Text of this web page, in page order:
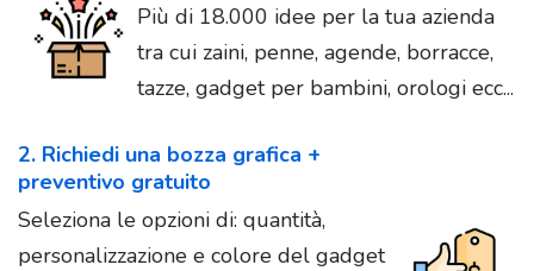
Più di 18.000 idee per la tua azienda
tra cui zaini, penne, agende, borracce,
tazze, gadget per bambini, orologi ecc...
2. Richiedi una bozza grafica +
preventivo gratuito
Seleziona le opzioni di: quantità,
personalizzazione e colore del gadget